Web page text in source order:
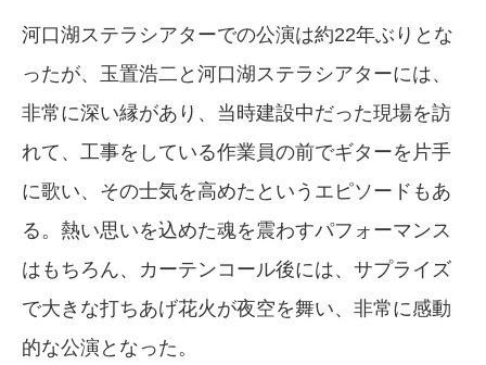
河口湖ステラシアターでの公演は約22年ぶりとな
ったが、玉置浩二と河口湖ステラシアターには、
非常に深い縁があり、当時建設中だった現場を訪
れて、工事をしている作業員の前でギターを片手
に歌い、その士気を高めたというエピソードもあ
る。熱い思いを込めた魂を震わすパフォーマンス
はもちろん、カーテンコール後には、サプライズ
で大きな打ちあげ花火が夜空を舞い、非常に感動
的な公演となった。